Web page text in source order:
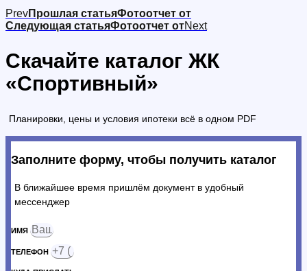
PrevПрошлая статьяФотоотчет от
Следующая статьяФотоотчет отNext
Скачайте каталог ЖК
«Спортивный»
Планировки, цены и условия ипотеки всё в одном PDF
Заполните форму, чтобы получить каталог
В ближайшее время пришлём документ в удобный
мессенджер
ИМЯ
ТЕЛЕФОН